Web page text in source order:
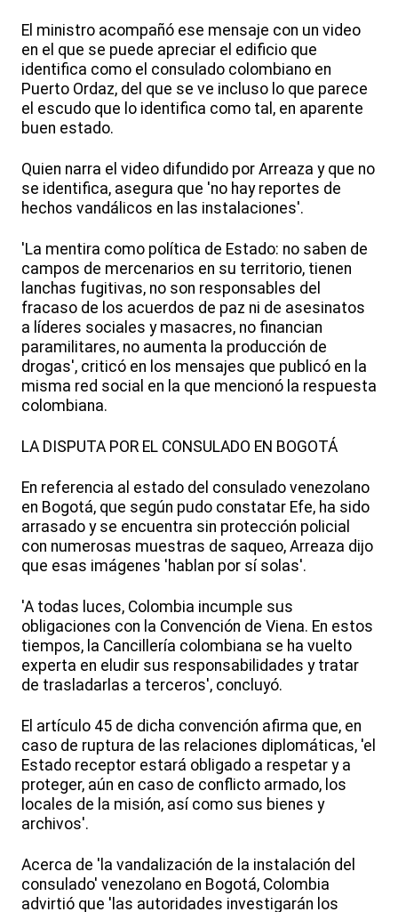
El ministro acompañó ese mensaje con un video
en el que se puede apreciar el edificio que
identifica como el consulado colombiano en
Puerto Ordaz, del que se ve incluso lo que parece
el escudo que lo identifica como tal, en aparente
buen estado.
Quien narra el video difundido por Arreaza y que no
se identifica, asegura que 'no hay reportes de
hechos vandálicos en las instalaciones'.
'La mentira como política de Estado: no saben de
campos de mercenarios en su territorio, tienen
lanchas fugitivas, no son responsables del
fracaso de los acuerdos de paz ni de asesinatos
a líderes sociales y masacres, no financian
paramilitares, no aumenta la producción de
drogas', criticó en los mensajes que publicó en la
misma red social en la que mencionó la respuesta
colombiana.
LA DISPUTA POR EL CONSULADO EN BOGOTÁ
En referencia al estado del consulado venezolano
en Bogotá, que según pudo constatar Efe, ha sido
arrasado y se encuentra sin protección policial
con numerosas muestras de saqueo, Arreaza dijo
que esas imágenes 'hablan por sí solas'.
'A todas luces, Colombia incumple sus
obligaciones con la Convención de Viena. En estos
tiempos, la Cancillería colombiana se ha vuelto
experta en eludir sus responsabilidades y tratar
de trasladarlas a terceros', concluyó.
El artículo 45 de dicha convención afirma que, en
caso de ruptura de las relaciones diplomáticas, 'el
Estado receptor estará obligado a respetar y a
proteger, aún en caso de conflicto armado, los
locales de la misión, así como sus bienes y
archivos'.
Acerca de 'la vandalización de la instalación del
consulado' venezolano en Bogotá, Colombia
advirtió que 'las autoridades investigarán los